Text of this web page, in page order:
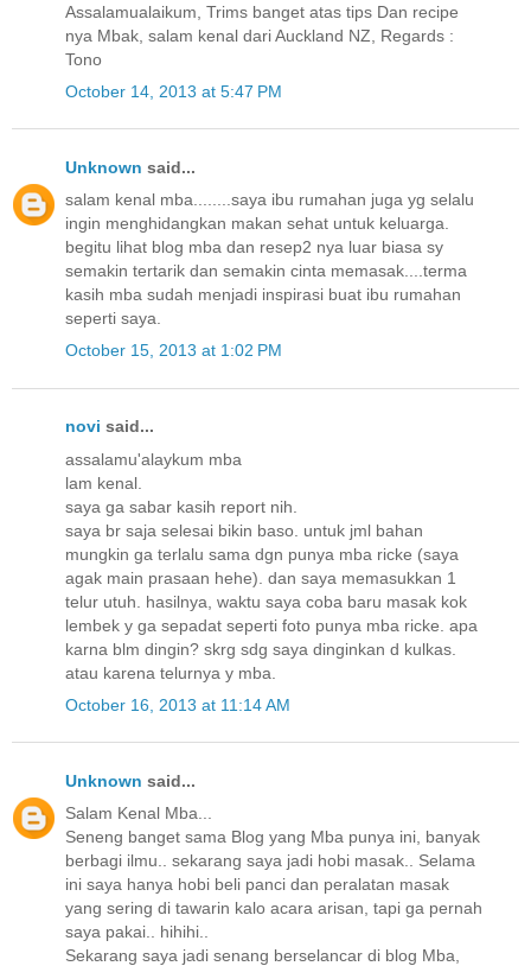
Assalamualaikum, Trims banget atas tips Dan recipe
nya Mbak, salam kenal dari Auckland NZ, Regards :
Tono
October 14, 2013 at 5:47 PM
Unknown said...
salam kenal mba........saya ibu rumahan juga yg selalu
ingin menghidangkan makan sehat untuk keluarga.
begitu lihat blog mba dan resep2 nya luar biasa sy
semakin tertarik dan semakin cinta memasak....terma
kasih mba sudah menjadi inspirasi buat ibu rumahan
seperti saya.
October 15, 2013 at 1:02 PM
novi said...
assalamu'alaykum mba
lam kenal.
saya ga sabar kasih report nih.
saya br saja selesai bikin baso. untuk jml bahan
mungkin ga terlalu sama dgn punya mba ricke (saya
agak main prasaan hehe). dan saya memasukkan 1
telur utuh. hasilnya, waktu saya coba baru masak kok
lembek y ga sepadat seperti foto punya mba ricke. apa
karna blm dingin? skrg sdg saya dinginkan d kulkas.
atau karena telurnya y mba.
October 16, 2013 at 11:14 AM
Unknown said...
Salam Kenal Mba...
Seneng banget sama Blog yang Mba punya ini, banyak
berbagi ilmu.. sekarang saya jadi hobi masak.. Selama
ini saya hanya hobi beli panci dan peralatan masak
yang sering di tawarin kalo acara arisan, tapi ga pernah
saya pakai.. hihihi..
Sekarang saya jadi senang berselancar di blog Mba,